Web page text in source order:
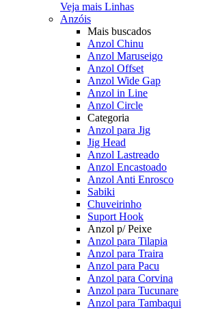
Veja mais Linhas
Anzóis
Mais buscados
Anzol Chinu
Anzol Maruseigo
Anzol Offset
Anzol Wide Gap
Anzol in Line
Anzol Circle
Categoria
Anzol para Jig
Jig Head
Anzol Lastreado
Anzol Encastoado
Anzol Anti Enrosco
Sabiki
Chuveirinho
Suport Hook
Anzol p/ Peixe
Anzol para Tilapia
Anzol para Traira
Anzol para Pacu
Anzol para Corvina
Anzol para Tucunare
Anzol para Tambaqui